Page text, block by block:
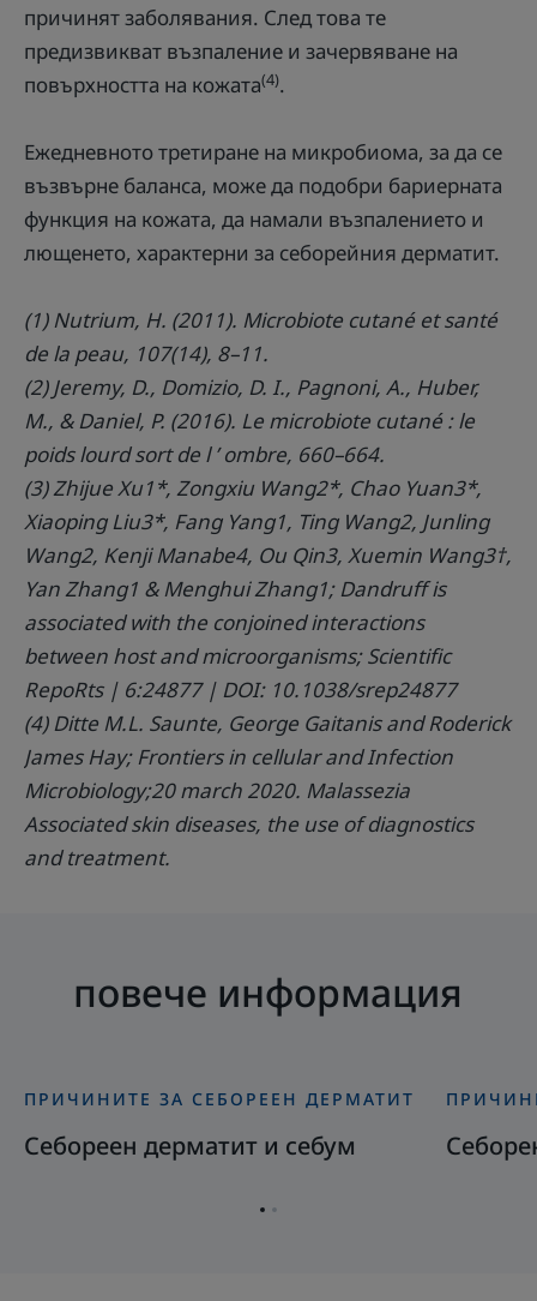
причинят заболявания. След това те
предизвикват възпаление и зачервяване на
повърхността на кожата(4).
Ежедневното третиране на микробиома, за да се
възвърне баланса, може да подобри бариерната
функция на кожата, да намали възпалението и
лющенето, характерни за себорейния дерматит.
(1) Nutrium, H. (2011). Microbiote cutané et santé
de la peau, 107(14), 8–11.
(2) Jeremy, D., Domizio, D. I., Pagnoni, A., Huber,
M., & Daniel, P. (2016). Le microbiote cutané : le
poids lourd sort de l ’ ombre, 660–664.
(3) Zhijue Xu1*, Zongxiu Wang2*, Chao Yuan3*,
Xiaoping Liu3*, Fang Yang1, Ting Wang2, Junling
Wang2, Kenji Manabe4, Ou Qin3, Xuemin Wang3†,
Yan Zhang1 & Menghui Zhang1; Dandruff is
associated with the conjoined interactions
between host and microorganisms; Scientific
RepoRts | 6:24877 | DOI: 10.1038/srep24877
(4) Ditte M.L. Saunte, George Gaitanis and Roderick
James Hay; Frontiers in cellular and Infection
Microbiology;20 march 2020. Malassezia
Associated skin diseases, the use of diagnostics
and treatment.
повече информация
Открийте
Себореен
дерматит
ПРИЧИНИТЕ ЗА СЕБОРЕЕН ДЕРМАТИТ
Себореен дерматит и себум
Открийте
Себорен
дерматит
Отидете
Отидете